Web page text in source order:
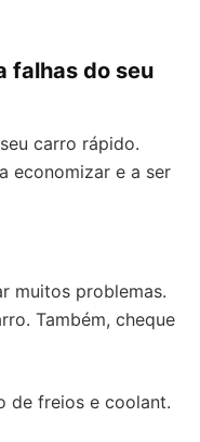
falhas do seu
carro rápido.
economizar e a ser
muitos problemas.
Também, cheque
de freios e coolant.